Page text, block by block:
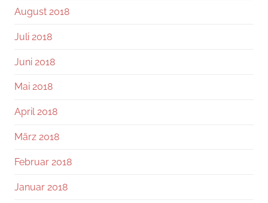
August 2018
Juli 2018
Juni 2018
Mai 2018
April 2018
März 2018
Februar 2018
Januar 2018